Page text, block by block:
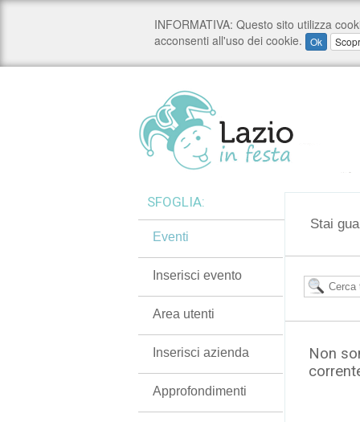
Stai
Non
SFOGLIA:
Eventi
Inserisci evento
Area utenti
Inserisci azienda
Approfondimenti